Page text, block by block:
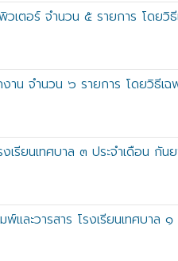
เตอร์ จำนวน ๕ รายการ โดยวิธีเ
าน จำนวน ๖ รายการ โดยวิธีเฉพ
งเรียนเทศบาล ๓ ประจำเดือน กั
และวารสาร โรงเรียนเทศบาล